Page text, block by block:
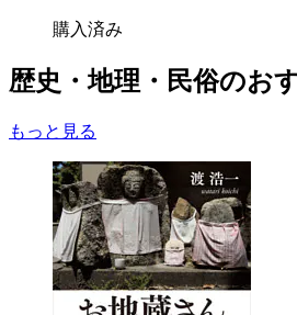
購入済み
歴史・地理・民俗のお
もっと見る